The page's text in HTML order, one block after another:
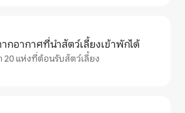
กอากาศที่นำสัตว์เลี้ยงเข้าพักได้
แห่งที่ต้อนรับสัตว์เลี้ยง